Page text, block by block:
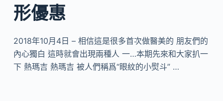
形優惠
2018年10月4日 – 相信這是很多首次做醫美的 朋友們的
內心獨白 這時就會出現兩種人 一…本期先來和大家扒一
下 熱瑪吉 熱瑪吉 被人們稱爲“眼紋的小熨斗” …